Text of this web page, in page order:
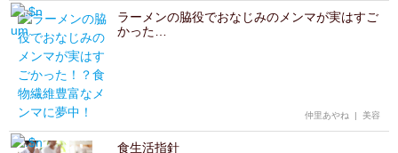
ラーメンの脇役でおなじみのメンマが実はすご
かった…
仲里あやね | 美容
食生活指針